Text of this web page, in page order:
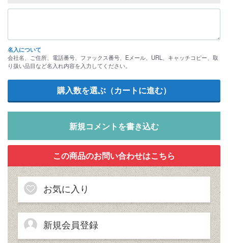
名入について
会社名、ご住所、電話番号、ファックス番号、Eメール、URL、キャッチコピー、取
り扱い品目など名入れ内容を入力してください。
新規コメントを書き込む
お気に入り
新規会員登録